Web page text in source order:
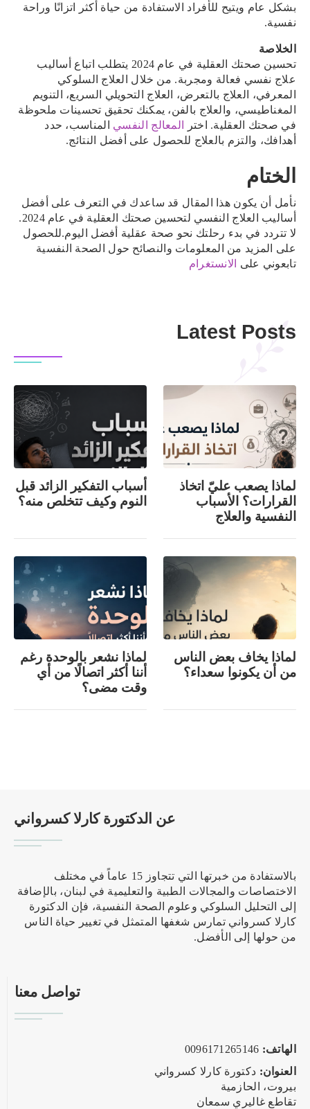
بشكل عام ويتيح للأفراد الاستفادة من حياة أكثر اتزانًا وراحة
نفسية.
الخلاصة
تحسين صحتك العقلية في عام 2024 يتطلب اتباع أساليب
علاج نفسي فعالة ومجربة. من خلال العلاج السلوكي
المعرفي، العلاج بالتعرض، العلاج التحويلي السريع، التنويم
المغناطيسي، والعلاج بالفن، يمكنك تحقيق تحسينات ملحوظة
في صحتك العقلية. اختر
المعالج النفسي المناسب، حدد
أهدافك، والتزم بالعلاج للحصول على أفضل النتائج.
الختام
نأمل أن يكون هذا المقال قد ساعدك في التعرف على أفضل
أساليب العلاج النفسي لتحسين صحتك العقلية في عام 2024.
لا تتردد في بدء رحلتك نحو صحة عقلية أفضل اليوم.للحصول
على المزيد من المعلومات والنصائح حول الصحة النفسية
تابعوني على
الانستغرام
Latest Posts
لماذا يصعب عليّ اتخاذ
القرارات؟ الأسباب
النفسية والعلاج
أسباب التفكير الزائد قبل
النوم وكيف تتخلص منه؟
لماذا يخاف بعض الناس
من أن يكونوا سعداء؟
لماذا نشعر بالوحدة رغم
أننا أكثر اتصالًا من أي
وقت مضى؟
عن الدكتورة كارلا كسرواني
بالاستفادة من خبرتها التي تتجاوز 15 عاماً في مختلف
الاختصاصات والمجالات الطبية والتعليمية في لبنان، بالإضافة
إلى التحليل السلوكي وعلوم الصحة النفسية، فإن الدكتورة
كارلا كسرواني تمارس شغفها المتمثل في تغيير حياة الناس
من حولها إلى الأفضل.
تواصل معنا
الهاتف:
العنوان: دكتورة كارلا كسرواني
بيروت، الحازمية
تقاطع غاليري سمعان